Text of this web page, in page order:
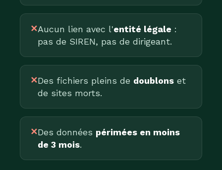
✕Aucun lien avec l'entité légale :
pas de SIREN, pas de dirigeant.
✕Des fichiers pleins de doublons et
de sites morts.
✕Des données périmées en moins
de 3 mois.